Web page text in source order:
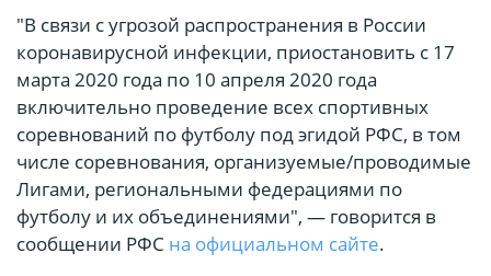
"В связи с угрозой распространения в России
коронавирусной инфекции, приостановить с 17
марта 2020 года по 10 апреля 2020 года
включительно проведение всех спортивных
соревнований по футболу под эгидой РФС, в том
числе соревнования, организуемые/проводимые
Лигами, региональными федерациями по
футболу и их объединениями", — говорится в
сообщении РФС на официальном сайте.